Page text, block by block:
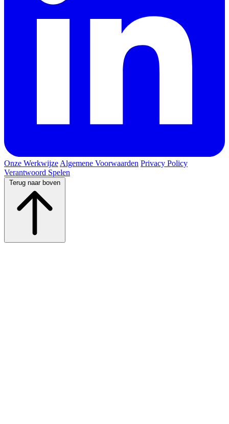
Onze Werkwijze Algemene Voorwaarden Privacy Policy
Verantwoord Spelen
Terug naar boven